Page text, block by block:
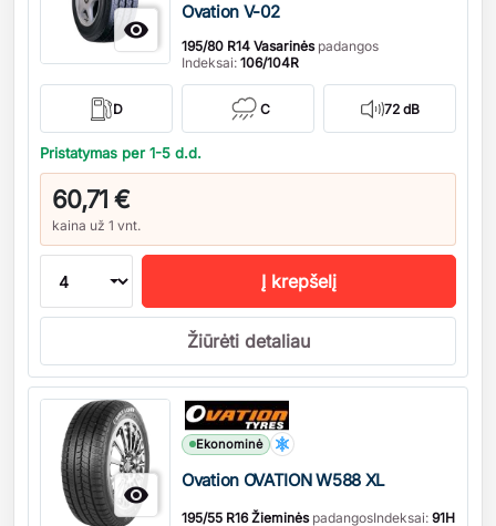

Ovation V-02
195/80 R14 Vasarinėspadangos
Indeksai: 106/104R
D C 72 dB
Pristatymas per 1-5 d.d.
60,71 €
kaina už 1 vnt.
Į krepšelį
Žiūrėti detaliau

Ekonominė
Ovation OVATION W588 XL
195/55 R16 ŽieminėspadangosIndeksai: 91H
Kiekis